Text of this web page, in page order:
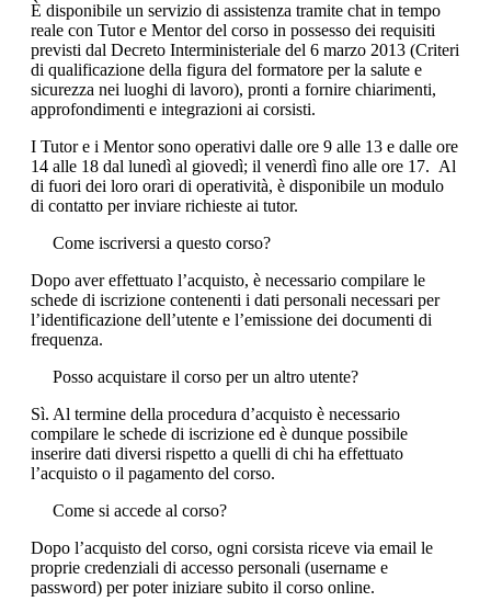
È disponibile un servizio di assistenza tramite chat in tempo
reale con Tutor e Mentor del corso in possesso dei requisiti
previsti dal Decreto Interministeriale del 6 marzo 2013 (Criteri
di qualificazione della figura del formatore per la salute e
sicurezza nei luoghi di lavoro), pronti a fornire chiarimenti,
approfondimenti e integrazioni ai corsisti.
I Tutor e i Mentor sono operativi dalle ore 9 alle 13 e dalle ore
14 alle 18 dal lunedì al giovedì; il venerdì fino alle ore 17. Al
di fuori dei loro orari di operatività, è disponibile un modulo
di contatto per inviare richieste ai tutor.
Come iscriversi a questo corso?
Dopo aver effettuato l’acquisto, è necessario compilare le
schede di iscrizione contenenti i dati personali necessari per
l’identificazione dell’utente e l’emissione dei documenti di
frequenza.
Posso acquistare il corso per un altro utente?
Sì. Al termine della procedura d’acquisto è necessario
compilare le schede di iscrizione ed è dunque possibile
inserire dati diversi rispetto a quelli di chi ha effettuato
l’acquisto o il pagamento del corso.
Come si accede al corso?
Dopo l’acquisto del corso, ogni corsista riceve via email le
proprie credenziali di accesso personali (username e
password) per poter iniziare subito il corso online.